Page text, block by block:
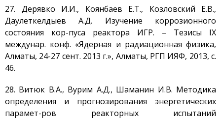
27. Дерявко И.И., Коянбаев Е.Т., Козловский Е.В.,
Даулеткелдыев А.Д. Изучение коррозионного
состояния кор-пуса реактора ИГР. – Тезисы IX
междунар. конф. «Ядерная и радиационная физика,
Алматы, 24-27 сент. 2013 г.», Алматы, РГП ИЯФ, 2013, с.
46.
28. Витюк В.А., Вурим А.Д., Шаманин И.В. Методика
определения и прогнозирования энергетических
парамет-ров реакторных испытаний